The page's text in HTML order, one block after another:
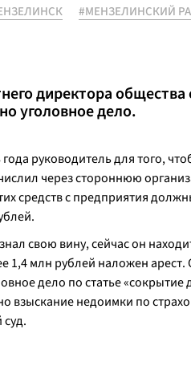
#МЕНЗЕЛИНСКИЙ
директора
уголовное дело.
руководитель для того,
через стороннюю
средств с предприятия
свою вину, сейчас он
1,4 млн рублей наложен
дело по статье
взыскание недоимки по